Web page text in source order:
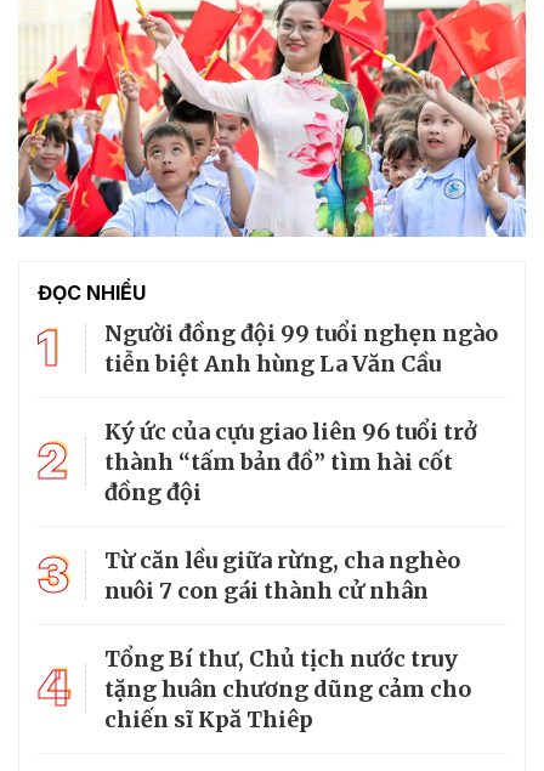
ĐỌC NHIỀU
1
Người đồng đội 99 tuổi nghẹn ngào
tiễn biệt Anh hùng La Văn Cầu
2
Ký ức của cựu giao liên 96 tuổi trở
thành “tấm bản đồ” tìm hài cốt
đồng đội
3
Từ căn lều giữa rừng, cha nghèo
nuôi 7 con gái thành cử nhân
4
Tổng Bí thư, Chủ tịch nước truy
tặng huân chương dũng cảm cho
chiến sĩ Kpă Thiêp